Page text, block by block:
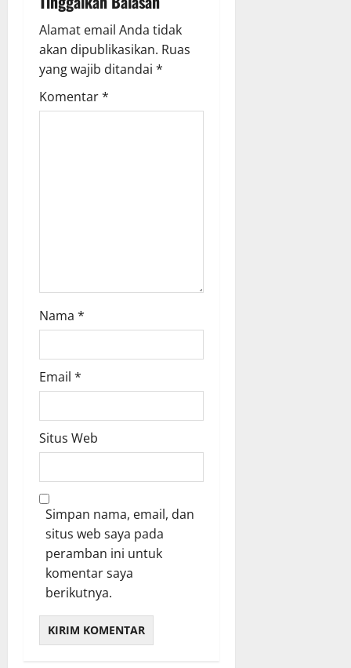
a
t
i
Alamat email Anda tidak
akan dipublikasikan. Ruas
yang wajib ditandai *
Komentar*
Nama *
Email *
Situs Web
Simpan nama, email, dan
situs web saya pada
peramban ini untuk
komentar saya
berikutnya.